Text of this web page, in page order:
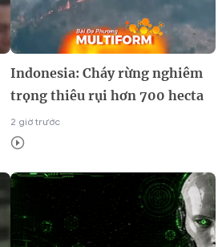
Indonesia: Cháy rừng nghiêm
trọng thiêu rụi hơn 700 hecta
2 giờ trước